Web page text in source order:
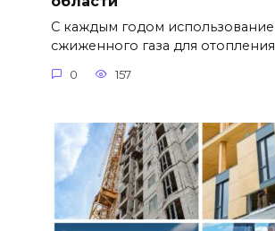
С каждым годом использование
сжиженного газа для отопления
0 157